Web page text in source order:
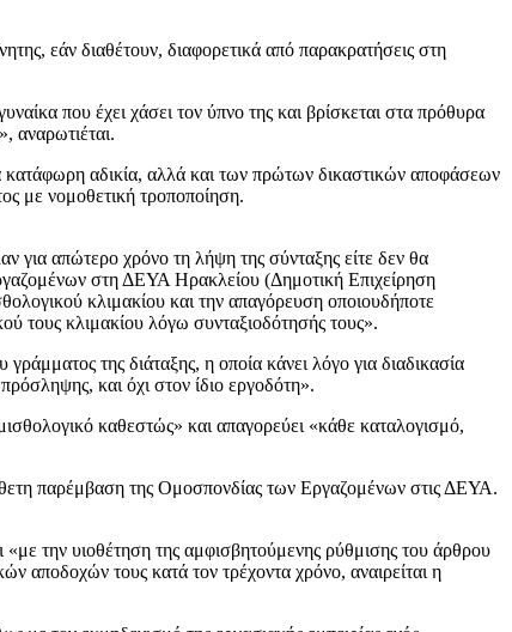
εάν διαθέτουν, διαφορετικά από παρακρατήσεις στη
που έχει χάσει τον ύπνο της και βρίσκεται στα πρόθυρα
αναρωτιέται.
αδικία, αλλά και των πρώτων δικαστικών αποφάσεων
με νομοθετική τροποποίηση.
για απώτερο χρόνο τη λήψη της σύνταξης είτε δεν θα
στη ΔΕΥΑ Ηρακλείου (Δημοτική Επιχείρηση
κλιμακίου και την απαγόρευση οποιουδήποτε
τους κλιμακίου λόγω συνταξιοδότησής τους».
της διάταξης, η οποία κάνει λόγο για διαδικασία
και όχι στον ίδιο εργοδότη».
καθεστώς» και απαγορεύει «κάθε καταλογισμό,
παρέμβαση της Ομοσπονδίας των Εργαζομένων στις ΔΕΥΑ.
την υιοθέτηση της αμφισβητούμενης ρύθμισης του άρθρου
αποδοχών τους κατά τον τρέχοντα χρόνο, αναιρείται η